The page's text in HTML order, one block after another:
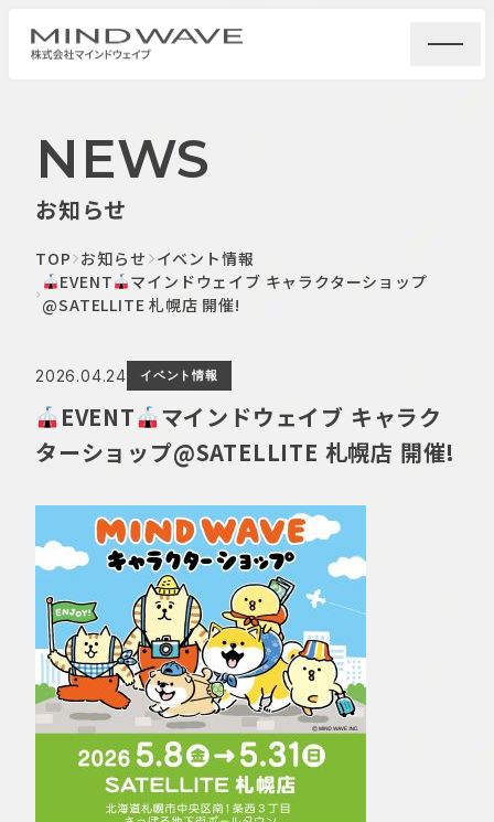
NEWS
お知らせ
TOP お知らせ イベント情報
EVENT
マインドウェイブ キャラクターショップ
@SATELLITE 札幌店 開催!
2026.04.24 イベント情報
EVENT
マインドウェイブ キャラク
ターショップ@SATELLITE 札幌店 開催!